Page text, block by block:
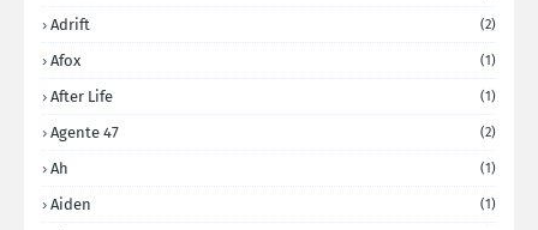
Adrift (2)
Afox (1)
After Life (1)
Agente 47 (2)
Ah (1)
Aiden (1)